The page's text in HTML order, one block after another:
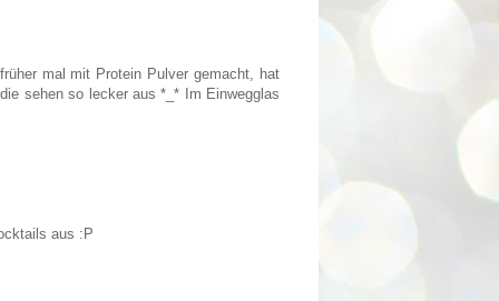
mal mit Protein Pulver gemacht, hat
sehen so lecker aus *_* Im Einwegglas
aus :P